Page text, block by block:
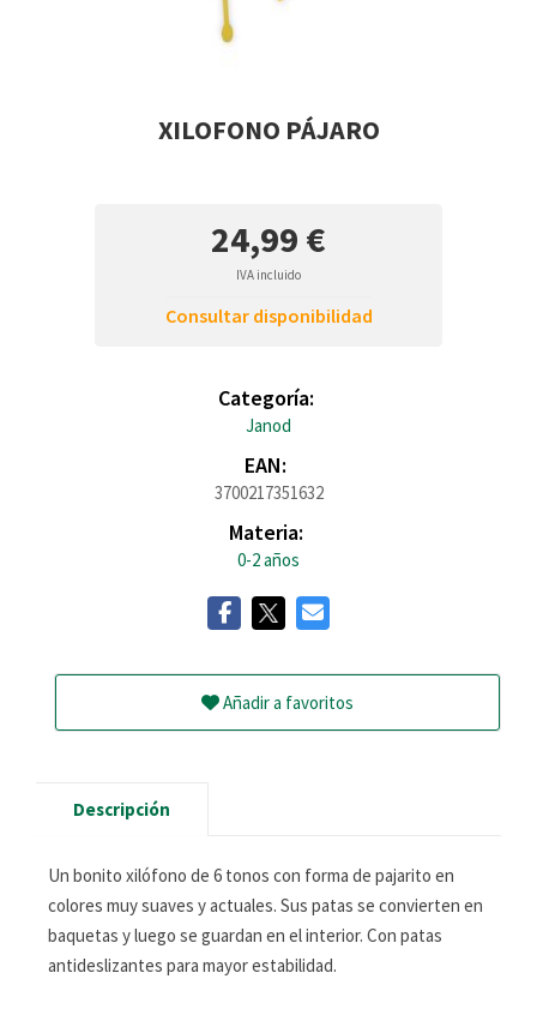
XILOFONO PÁJARO
24,99 €
IVA incluido
Consultar disponibilidad
Categoría:
Janod
EAN:
3700217351632
Materia:
0-2 años
Añadir a favoritos
Descripción
Un bonito xilófono de 6 tonos con forma de pajarito en
colores muy suaves y actuales. Sus patas se convierten en
baquetas y luego se guardan en el interior. Con patas
antideslizantes para mayor estabilidad.